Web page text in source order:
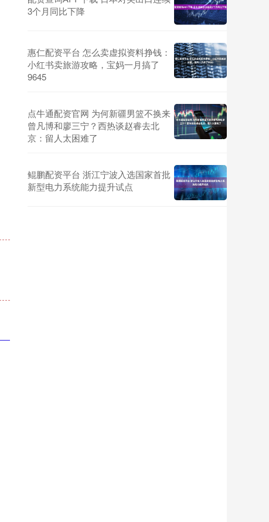
3个月同比下降
惠仁配资平台 怎么卖虚拟资料挣钱：
小红书卖旅游攻略，宝妈一月搞了
9645
点牛通配资官网 为何新疆男篮不换来
曾凡博和廖三宁？西热谈赵睿去北
京：留人太困难了
鲲鹏配资平台 浙江宁波入选国家首批
新型电力系统能力提升试点